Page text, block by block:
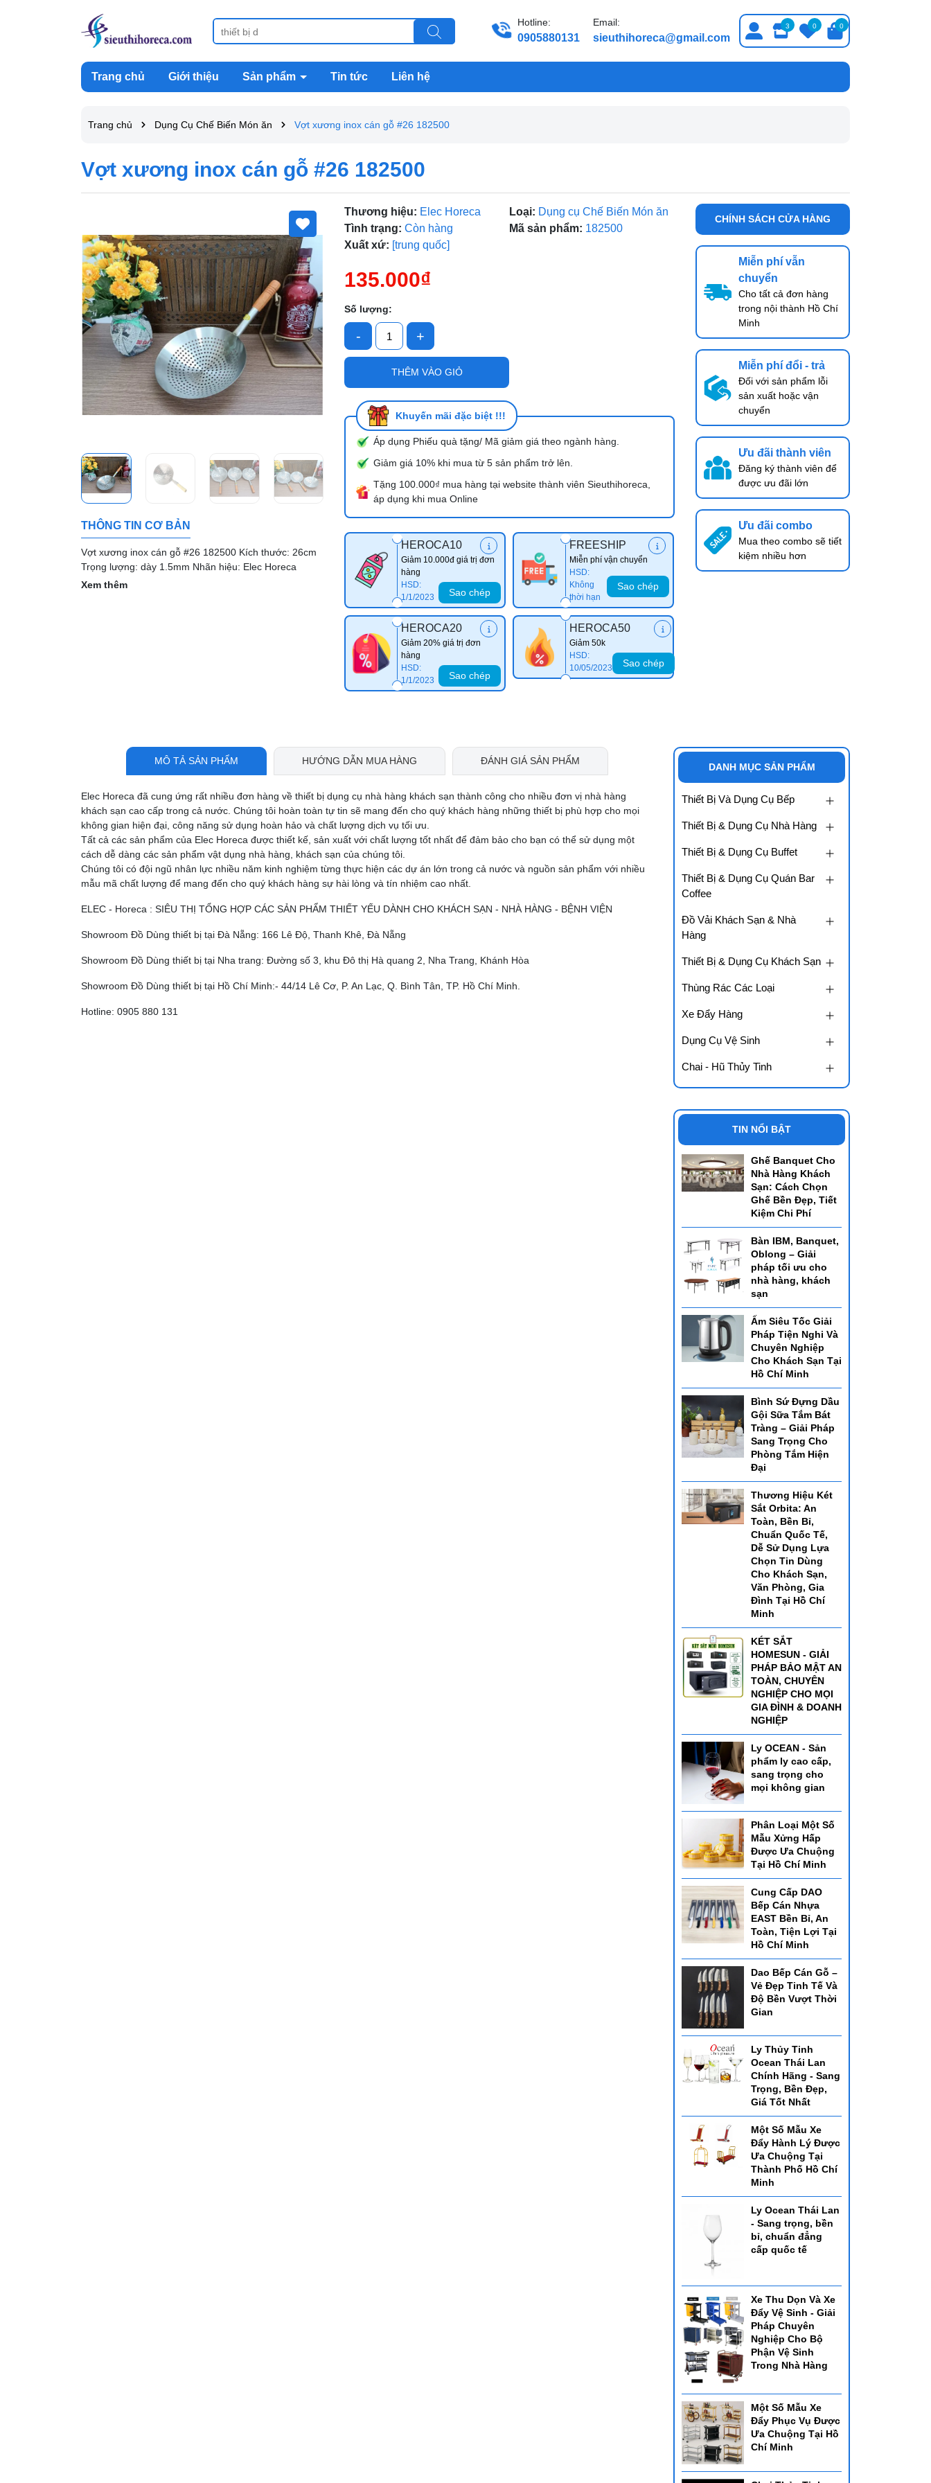
Hotline:
0905880131
Email:
sieuthihoreca@gmail.com
3 0 0
Trang chủ Giới thiệu Sản phẩm Tin tức Liên hệ
Trang chủ Dụng Cụ Chế Biến Món ăn Vợt xương inox cán gỗ #26 182500
Vợt xương inox cán gỗ #26 182500
THÔNG TIN CƠ BẢN
Vợt xương inox cán gỗ #26 182500 Kích thước: 26cm
Trọng lượng: dày 1.5mm Nhãn hiệu: Elec Horeca
Xem thêm
Thương hiệu: Elec Horeca Loại: Dụng cụ Chế Biến Món ăn
Tình trạng: Còn hàng Mã sản phẩm: 182500
Xuất xứ: [trung quốc]
135.000₫
Số lượng:
- +
THÊM VÀO GIỎ
Khuyến mãi đặc biệt !!!
Áp dụng Phiếu quà tặng/ Mã giảm giá theo ngành hàng.
Giảm giá 10% khi mua từ 5 sản phẩm trở lên.
Tặng 100.000₫ mua hàng tại website thành viên Sieuthihoreca,
áp dụng khi mua Online
HEROCA10
Giảm 10.000đ giá trị đơn
hàng
HSD:
1/1/2023
Sao chép
FREESHIP
Miễn phí vận chuyển
HSD:
Không
thời hạn
Sao chép
HEROCA20
Giảm 20% giá trị đơn
hàng
HSD:
1/1/2023
Sao chép
HEROCA50
Giảm 50k
HSD:
10/05/2023
Sao chép
Mã giảm giá:
Điều kiện:
CHÍNH SÁCH CỬA HÀNG
Miễn phí vẫn
chuyển
Cho tất cả đơn hàng
trong nội thành Hồ Chí
Minh
Miễn phí đổi - trả
Đối với sản phẩm lỗi
sản xuất hoặc vận
chuyển
Ưu đãi thành viên
Đăng ký thành viên để
được ưu đãi lớn
Ưu đãi combo
Mua theo combo sẽ tiết
kiệm nhiều hơn
MÔ TẢ SẢN PHẨM HƯỚNG DẪN MUA HÀNG ĐÁNH GIÁ SẢN PHẨM
Elec Horeca đã cung ứng rất nhiều đơn hàng về thiết bị dụng cụ nhà hàng khách sạn thành công cho nhiều đơn vị nhà hàng
khách sạn cao cấp trong cả nước. Chúng tôi hoàn toàn tự tin sẽ mang đến cho quý khách hàng những thiết bị phù hợp cho mọi
không gian hiện đại, công năng sử dụng hoàn hảo và chất lượng dịch vụ tối ưu.
Tất cả các sản phẩm của Elec Horeca được thiết kế, sản xuất với chất lượng tốt nhất để đảm bảo cho bạn có thể sử dụng một
cách dễ dàng các sản phẩm vật dụng nhà hàng, khách sạn của chúng tôi.
Chúng tôi có đội ngũ nhân lực nhiều năm kinh nghiệm từng thực hiện các dự án lớn trong cả nước và nguồn sản phẩm với nhiều
mẫu mã chất lượng để mang đến cho quý khách hàng sự hài lòng và tín nhiệm cao nhất.
ELEC - Horeca : SIÊU THỊ TỔNG HỢP CÁC SẢN PHẨM THIẾT YẾU DÀNH CHO KHÁCH SẠN - NHÀ HÀNG - BỆNH VIỆN
Showroom Đồ Dùng thiết bị tại Đà Nẵng: 166 Lê Độ, Thanh Khê, Đà Nẵng
Showroom Đồ Dùng thiết bị tại Nha trang: Đường số 3, khu Đô thị Hà quang 2, Nha Trang, Khánh Hòa
Showroom Đồ Dùng thiết bị tại Hồ Chí Minh:- 44/14 Lê Cơ, P. An Lạc, Q. Bình Tân, TP. Hồ Chí Minh.
Hotline: 0905 880 131
DANH MỤC SẢN PHẨM
Thiết Bị Và Dụng Cụ Bếp
Thiết Bị & Dụng Cụ Nhà Hàng
Thiết Bị & Dụng Cụ Buffet
Thiết Bị & Dụng Cụ Quán Bar
Coffee
Đồ Vải Khách Sạn & Nhà
Hàng
Thiết Bị & Dụng Cụ Khách Sạn
Thùng Rác Các Loại
Xe Đẩy Hàng
Dụng Cụ Vệ Sinh
Chai - Hũ Thủy Tinh
TIN NỔI BẬT
Ghế Banquet Cho
Nhà Hàng Khách
Sạn: Cách Chọn
Ghế Bền Đẹp, Tiết
Kiệm Chi Phí
Bàn IBM, Banquet,
Oblong – Giải
pháp tối ưu cho
nhà hàng, khách
sạn
Ấm Siêu Tốc Giải
Pháp Tiện Nghi Và
Chuyên Nghiệp
Cho Khách Sạn Tại
Hồ Chí Minh
Bình Sứ Đựng Dầu
Gội Sữa Tắm Bát
Tràng – Giải Pháp
Sang Trọng Cho
Phòng Tắm Hiện
Đại
Thương Hiệu Két
Sắt Orbita: An
Toàn, Bền Bỉ,
Chuẩn Quốc Tế,
Dễ Sử Dụng Lựa
Chọn Tin Dùng
Cho Khách Sạn,
Văn Phòng, Gia
Đình Tại Hồ Chí
Minh
KÉT SẮT
HOMESUN - GIẢI
PHÁP BẢO MẬT AN
TOÀN, CHUYÊN
NGHIỆP CHO MỌI
GIA ĐÌNH & DOANH
NGHIỆP
Ly OCEAN - Sản
phẩm ly cao cấp,
sang trọng cho
mọi không gian
Phân Loại Một Số
Mẫu Xửng Hấp
Được Ưa Chuộng
Tại Hồ Chí Minh
Cung Cấp DAO
Bếp Cán Nhựa
EAST Bền Bỉ, An
Toàn, Tiện Lợi Tại
Hồ Chí Minh
Dao Bếp Cán Gỗ –
Vẻ Đẹp Tinh Tế Và
Độ Bền Vượt Thời
Gian
Ly Thủy Tinh
Ocean Thái Lan
Chính Hãng - Sang
Trọng, Bền Đẹp,
Giá Tốt Nhất
Một Số Mẫu Xe
Đẩy Hành Lý Được
Ưa Chuộng Tại
Thành Phố Hồ Chí
Minh
Ly Ocean Thái Lan
- Sang trọng, bền
bỉ, chuẩn đẳng
cấp quốc tế
Xe Thu Dọn Và Xe
Đẩy Vệ Sinh - Giải
Pháp Chuyên
Nghiệp Cho Bộ
Phận Vệ Sinh
Trong Nhà Hàng
Một Số Mẫu Xe
Đẩy Phục Vụ Được
Ưa Chuộng Tại Hồ
Chí Minh